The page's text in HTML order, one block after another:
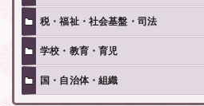
税・福祉・社会基盤・司法
学校・教育・育児
国・自治体・組織